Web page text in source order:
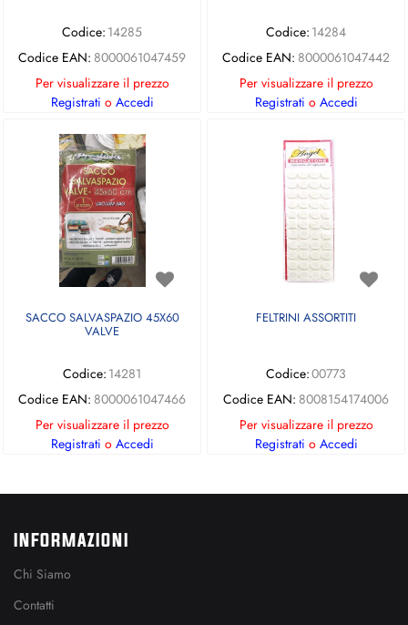
Codice: 14285
Codice EAN: 8000061047459
Per visualizzare il prezzo
Registrati o Accedi
Codice: 14284
Codice EAN: 8000061047442
Per visualizzare il prezzo
Registrati o Accedi
SACCO SALVASPAZIO 45X60
VALVE
Codice: 14281
Codice EAN: 8000061047466
Per visualizzare il prezzo
Registrati o Accedi
FELTRINI ASSORTITI
Codice:00773
Codice EAN: 8008154174006
Per visualizzare il prezzo
Registrati o Accedi
INFORMAZIONI
Chi Siamo
Contatti